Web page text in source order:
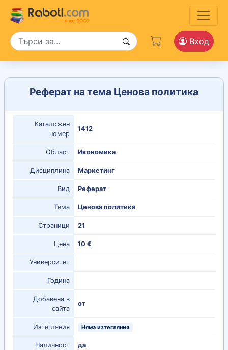
Вход
Реферат на тема Ценова политика
Каталожен
номер
1412
Област Икономика
Дисциплина Маркетинг
Вид Реферат
Тема Ценова политика
Страници 21
Цена 10 €
Университет
Година
Добавена в
сайта
от
Изтегляния Няма изтегляния
Наличност да